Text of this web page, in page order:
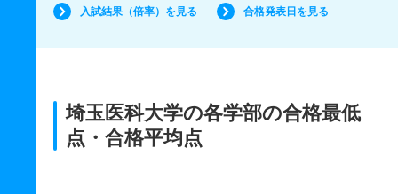
入試結果（倍率）を見る
合格発表日を見る
埼玉医科大学の各学部の合格最低
点・合格平均点